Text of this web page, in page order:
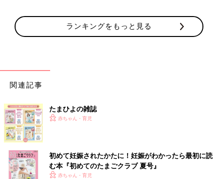
ランキングをもっと見る
関連記事
たまひよの雑誌
赤ちゃん・育児
初めて妊娠されたかたに！妊娠がわかったら最初に読
む本『初めてのたまごクラブ 夏号』
赤ちゃん・育児